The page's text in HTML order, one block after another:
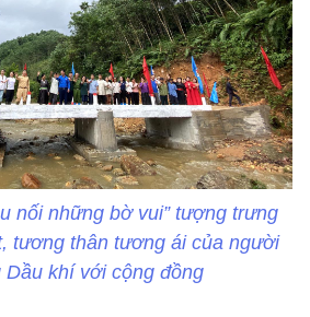
nối những bờ vui” tượng trưng
tương thân tương ái của người
Dầu khí với cộng đồng